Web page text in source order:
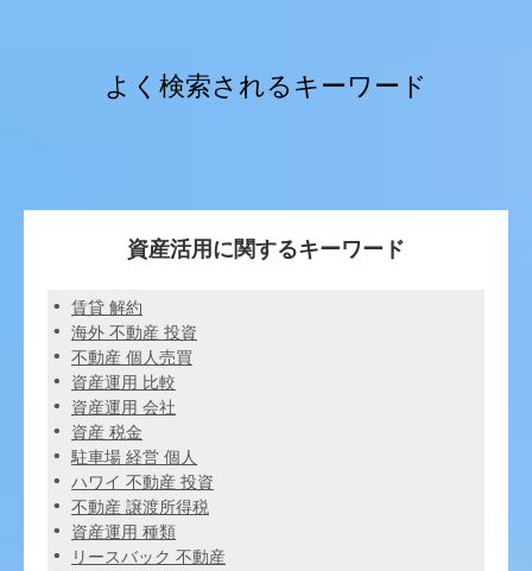
よく検索されるキーワード
資産活用に関するキーワード
賃貸 解約
海外 不動産 投資
不動産 個人売買
資産運用 比較
資産運用 会社
資産 税金
駐車場 経営 個人
ハワイ 不動産 投資
不動産 譲渡所得税
資産運用 種類
リースバック 不動産